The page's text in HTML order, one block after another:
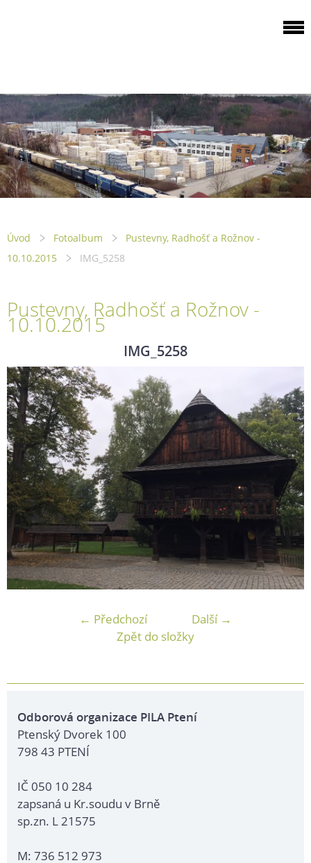
Úvod Fotoalbum
Pustevny, Radhošť a Rožnov -
10.10.2015
IMG_5258
Pustevny, Radhošť a Rožnov -
10.10.2015
IMG_5258
← Předchozí
Další →
Zpět do složky
Odborová organizace PILA Ptení
Ptenský Dvorek 100
798 43 PTENÍ
IČ 050 10 284
zapsaná u Kr.soudu v Brně
sp.zn. L 21575
M: 736 512 973